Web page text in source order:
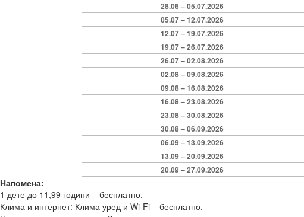
28.06 – 05.07.2026
05.07 – 12.07.2026
12.07 – 19.07.2026
19.07 – 26.07.2026
26.07 – 02.08.2026
02.08 – 09.08.2026
09.08 – 16.08.2026
16.08 – 23.08.2026
23.08 – 30.08.2026
30.08 – 06.09.2026
06.09 – 13.09.2026
13.09 – 20.09.2026
20.09 – 27.09.2026
Напомена:
1 дете до 11,99 години – бесплатно.
Клима и интернет: Клима уред и Wi-Fi – бесплатно.